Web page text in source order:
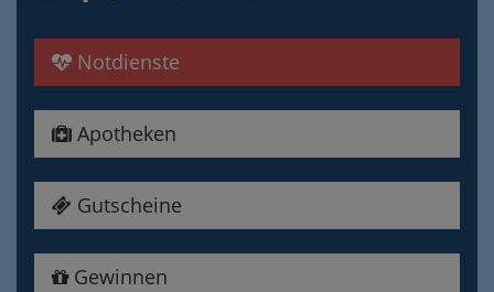
Notdienste
Apotheken
Gutscheine
Gewinnen